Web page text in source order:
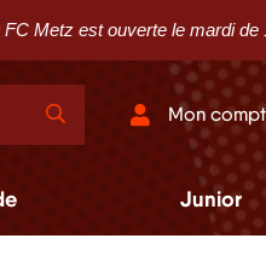
est ouverte le mardi de
Mon
Junior